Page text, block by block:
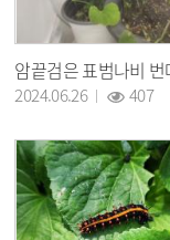
암끝검은 표범나비 번
2024.06.26 407